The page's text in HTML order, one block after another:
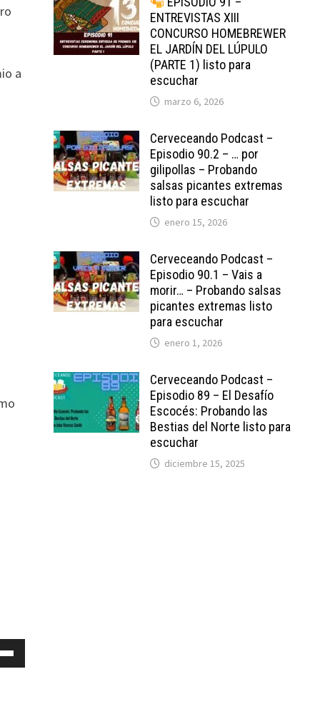
a
ENTREVISTAS XIII
CONCURSO HOMEBREWER
EL JARDÍN DEL LÚPULO
(PARTE 1) listo para
escuchar
marzo 6, 2026
Cerveceando Podcast –
Episodio 90.2 – … por
gilipollas – Probando
salsas picantes extremas
listo para escuchar
enero 15, 2026
Cerveceando Podcast –
Episodio 90.1 – Vais a
morir… – Probando salsas
picantes extremas listo
para escuchar
enero 1, 2026
Cerveceando Podcast –
Episodio 89 – El Desafío
Escocés: Probando las
Bestias del Norte listo para
escuchar
diciembre 15, 2025